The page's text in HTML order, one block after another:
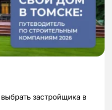
застройщика в